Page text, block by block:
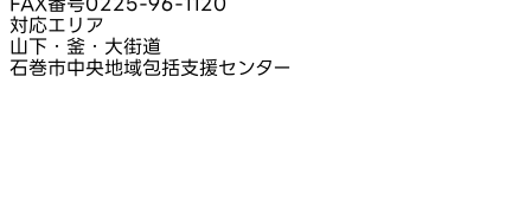
対応エリア
山下・釜・大街道
石巻市中央地域包括支援センター